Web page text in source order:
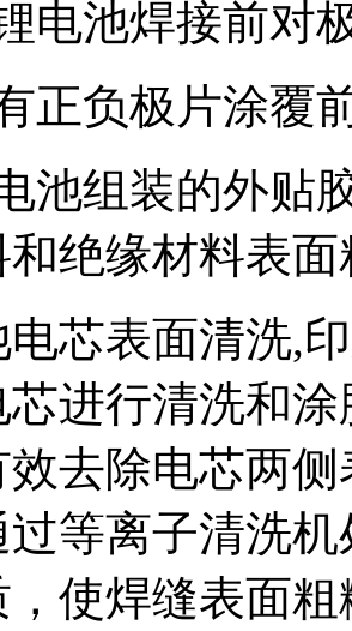
池焊接前对
负极片涂覆前
组装的外贴胶
绝缘材料表
表面清洗,印
进行清洗和
效去除电芯两
等离子清洗
使焊缝表面